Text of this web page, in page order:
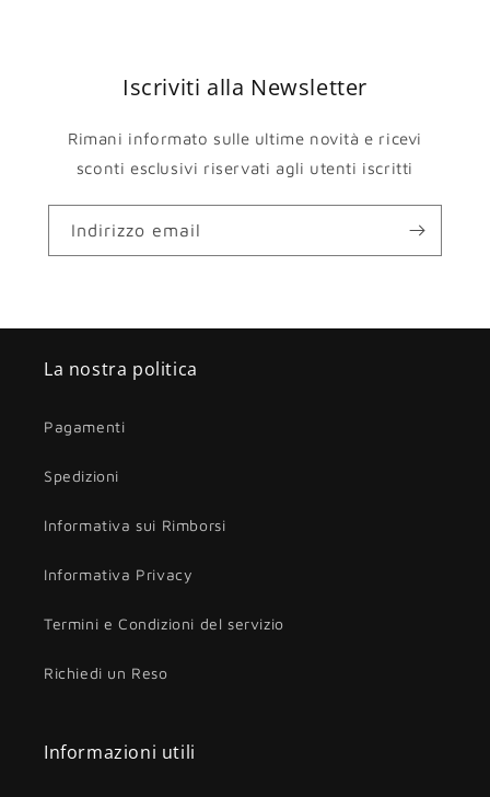
Iscriviti alla Newsletter
Rimani informato sulle ultime novità e ricevi
sconti esclusivi riservati agli utenti iscritti
Indirizzo email
La nostra politica
Pagamenti
Spedizioni
Informativa sui Rimborsi
Informativa Privacy
Termini e Condizioni del servizio
Richiedi un Reso
Informazioni utili